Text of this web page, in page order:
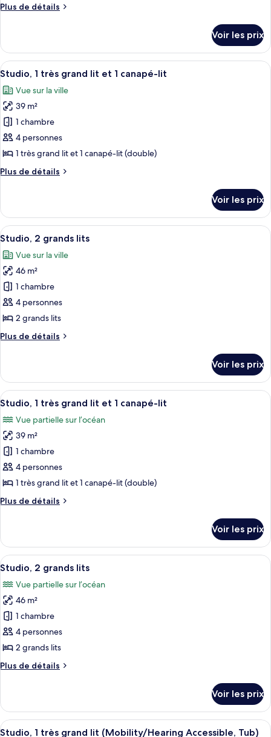
chambre :
chambre
Plus de détails
Plus
le
type
de
Suite,
chambre
Voir les prix
Afficher
toutes
les
photos
pour
ce
type
chambre :
très
grand
lit
et
1
canapé-
lit
Une chambre d’hôtel avec un
10
Studio, 1 très grand lit et 1 canapé-lit
Vue sur la ville
39 m²
1 chambre
4 personnes
1 très grand lit et 1 canapé-lit (double)
Plus de détails
Plus
le
type
de
Studio,
très
grand
lit
et
canapé-
Voir les prix
Afficher
toutes
les
photos
pour
ce
type
chambre :
grands
lits
Une chambre d’hôtel équipée d’un
11
Studio, 2 grands lits
Vue sur la ville
46 m²
1 chambre
4 personnes
2 grands lits
Plus de détails
Plus
le
type
de
Studio,
2
grands
lits
Voir les prix
Afficher
toutes
les
photos
pour
ce
type
chambre :
très
grand
et
1
canapé-
lit
Une chambre d’hôtel moderne
7
Studio, 1 très grand lit et 1 canapé-lit
Vue partielle sur l’océan
39 m²
1 chambre
4 personnes
1 très grand lit et 1 canapé-lit (double)
Plus de détails
Plus
le
type
de
Studio,
très
grand
lit
et
canapé-
Voir les prix
Afficher
toutes
les
photos
pour
ce
type
chambre :
grands
lits
Une chambre d’hôtel équipée d’un
9
Studio, 2 grands lits
Vue partielle sur l’océan
46 m²
1 chambre
4 personnes
2 grands lits
Plus de détails
Plus
le
type
de
Voir les prix
Afficher
Une chambre d’hôtel moderne
7
Studio, 1 très grand lit (Mobility/Hearing Accessible, Tub)